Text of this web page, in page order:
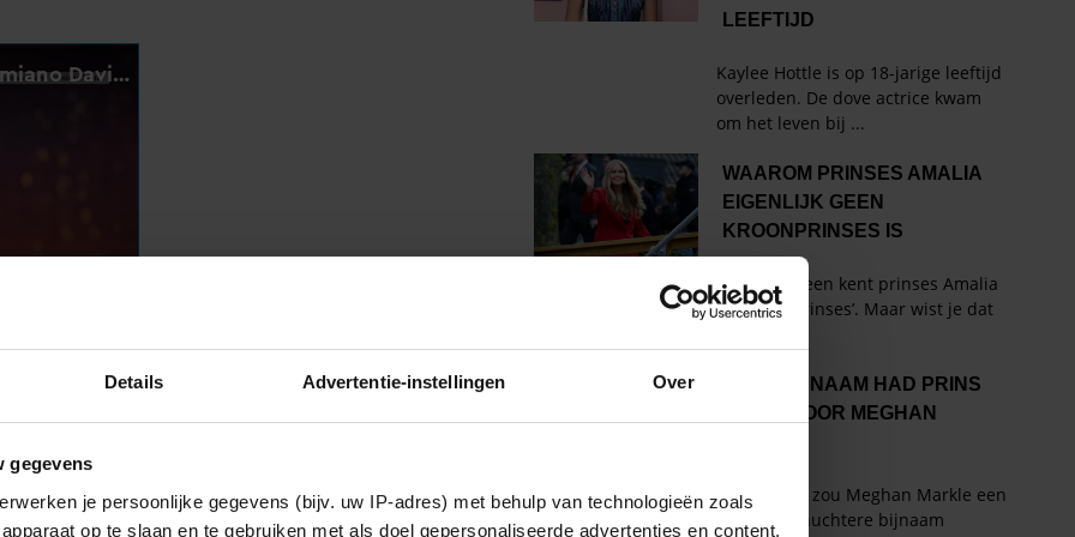
Details Advertentie-instellingen Over
gegevens
je persoonlijke gegevens (bijv. uw IP-adres) met behulp van technologieën zoals
op te slaan en te gebruiken met als doel gepersonaliseerde advertenties en content,
toeschouwer uitte luidkeels zijn mening toen de
wat te horen was in de live-uitzending’, verklaart de